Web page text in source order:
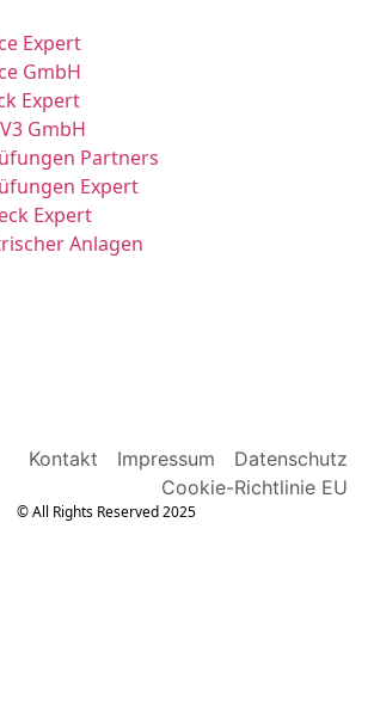
Expert
GmbH
Expert
GmbH
Partners
Expert
Expert
Anlagen
Kontakt Impressum
Datenschutz
Cookie-Richtlinie EU
© All Rights Reserved 2025